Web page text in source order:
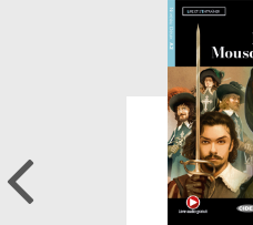
Dorothée